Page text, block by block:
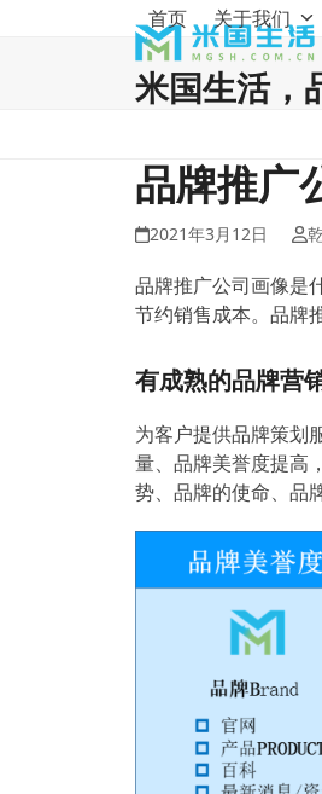
首页 关于我们
米国生活，
品牌推广
2021年3月12日
品牌推广公司画像是
节约销售成本。品牌
有成熟的品牌营
为客户提供品牌策划
量、品牌美誉度提高
势、品牌的使命、品